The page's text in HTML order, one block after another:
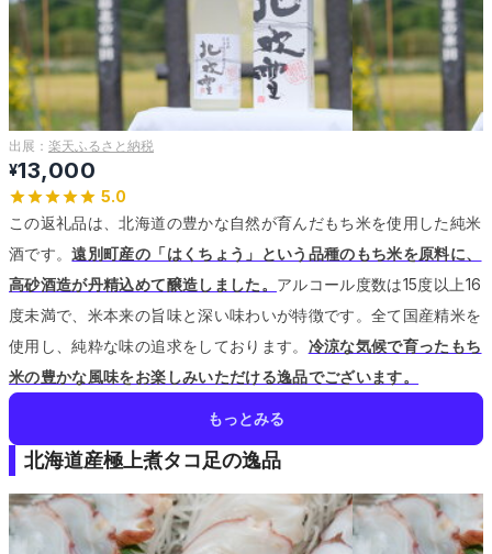
出展： 楽天ふるさと納税
¥13,000
5.0
この返礼品は、北海道の豊かな自然が育んだもち米を使用した純米
酒です。遠別町産の「はくちょう」という品種のもち米を原料に、
高砂酒造が丹精込めて醸造しました。 アルコール度数は15度以上16
度未満で、米本来の旨味と深い味わいが特徴です。全て国産精米を
使用し、純粋な味の追求をしております。 冷涼な気候で育ったもち
米の豊かな風味をお楽しみいただける逸品でございます。
もっとみる
北海道産極上煮タコ足の逸品